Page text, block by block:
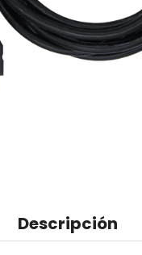
Descripción